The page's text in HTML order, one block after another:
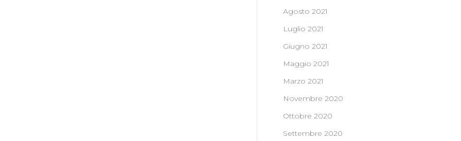
Agosto 2021
Luglio 2021
Giugno 2021
Maggio 2021
Marzo 2021
Novembre 2020
Ottobre 2020
Settembre 2020